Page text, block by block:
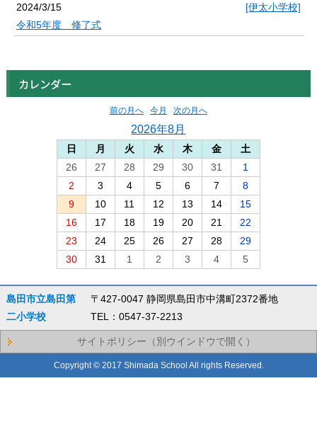
2024/3/15
[伊太小学校]
令和5年度 修了式
カレンダー
前の月へ 今月 次の月へ
2026年8月
日 月 火 水 木 金
土
26
27 28 29 30 31
1
2
3 4 5 6 7
8
9
10 11 12 13 14
15
16
17 18 19 20 21
22
23
24 25 26 27 28
29
30
31 1 2 3 4 5
島田市立島田第
二小学校
〒427-0047 静岡県島田市中溝町2372番地
TEL：0547-37-2213
サイトポリシー（別ウインドウで開く）
Copyright © 2017 Shimada School All rights Reserved.